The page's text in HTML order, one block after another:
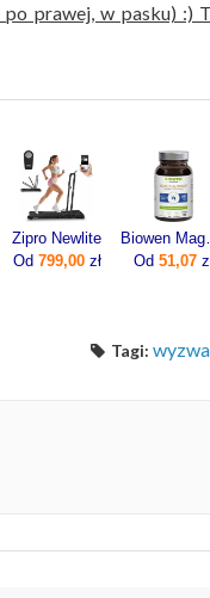
po prawej, w pasku)
Zipro Newlite
Od 799,00zł
Biowen
Od 51,07
Tagi: